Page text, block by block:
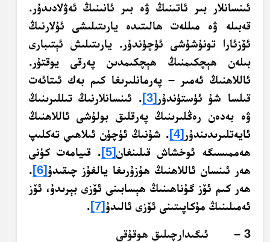
ئىنسانلار بىر ئاتىنىڭ ۋە بىر ئانىنىڭ ئەۋلادىدۇر.
قەبىلە ۋە مىللەت ھالىتىدە يارىتىلىشى ئۇلارنىڭ
ئۆزئارا تونۇشۇشى ئۈچۈندۇر. يارىتىلىش ئېتىبارى
بىلەن ھېچكىمنىڭ ھېچكىمدىن پەرقى يوقتۇر.
ئاللاھنىڭ ئەمىر – پەرمانلىرىغا كىم بەك ئىتائەت
قىلسا شۇ ئۈستۈندۇر [3]
. ئىنسانلارنىڭ تىللىرىنىڭ
ۋە بەدەن رەڭلىرىنىڭ پەرقلىق بولۇشى ئاللاھنىڭ
ئايەتلىرىدىندۇر [4]
. شۇنىڭ ئۈچۈن ئىلاھىي تەكلىپ
ھەممىسىگە ئوخشاش قىلىنغان[5]
. قىيامەت كۈنى
ھەر ئىنسان ئاللاھنىڭ ھۇزۇرىغا يالغۇز چىقىدۇ [6]
.
ھەر كىم ئۆز گۇناھىنىڭ ھېسابىنى ئۆزى بېرىدۇ، ئۆز
ئەمىلىنىڭ مۇكاپىتىنى ئۆزى ئالىدۇ [7]
.
3 – ئىگىدارچىلىق ھوقۇقى